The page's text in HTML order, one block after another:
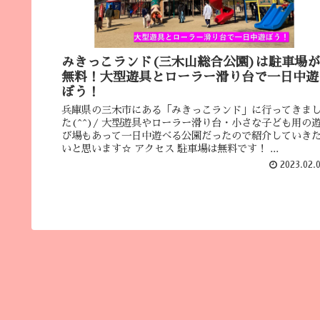
みきっこランド(三木山総合公園)は駐車場が
無料！大型遊具とローラー滑り台で一日中遊
ぼう！
兵庫県の三木市にある「みきっこランド」に行ってきまし
た(^^)/ 大型遊具やローラー滑り台・小さな子ども用の
び場もあって一日中遊べる公園だったので紹介していきた
いと思います☆ アクセス 駐車場は無料です！ ...